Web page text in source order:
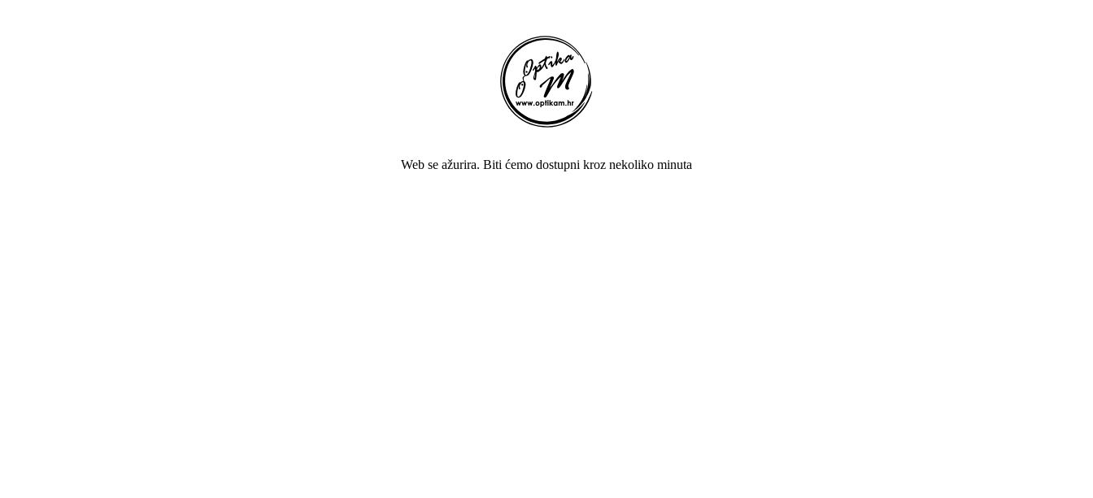
Web se ažurira. Biti ćemo dostupni kroz nekoliko minuta